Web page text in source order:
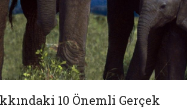
10 Önemli Gerçek